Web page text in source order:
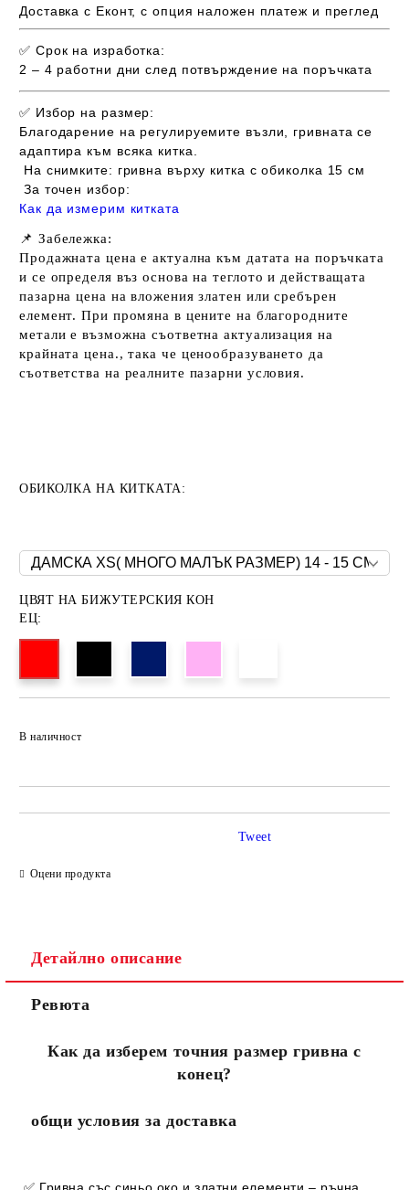
Доставка с Еконт, с опция наложен платеж и преглед
✅ Срок на изработка:
2 – 4 работни дни след потвърждение на поръчката
✅ Избор на размер:
Благодарение на регулируемите възли, гривната се
адаптира към всяка китка.
На снимките: гривна върху китка с обиколка 15 см
За точен избор:
Как да измерим китката
📌 Забележка:
Продажната цена е актуална към датата на поръчката
и се определя въз основа на теглото и действащата
пазарна цена на вложения златен или сребърен
елемент. При промяна в цените на благородните
метали е възможна съответна актуализация на
крайната цена., така че ценообразуването да
съответства на реалните пазарни условия.
ОБИКОЛКА НА КИТКАТА:
ЦВЯТ НА БИЖУТЕРСКИЯ КОН
ЕЦ:
В наличност
Оцени продукта
Tweet
Детайлно описание
Ревюта
Как да изберем точния размер гривна с
конец?
общи условия за доставка
✅ Гривна със синьо око и златни елементи – ръчна